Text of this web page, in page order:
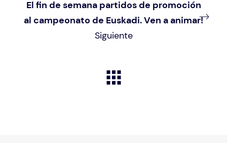
El fin de semana partidos de promoción
al campeonato de Euskadi. Ven a animar!
Siguiente